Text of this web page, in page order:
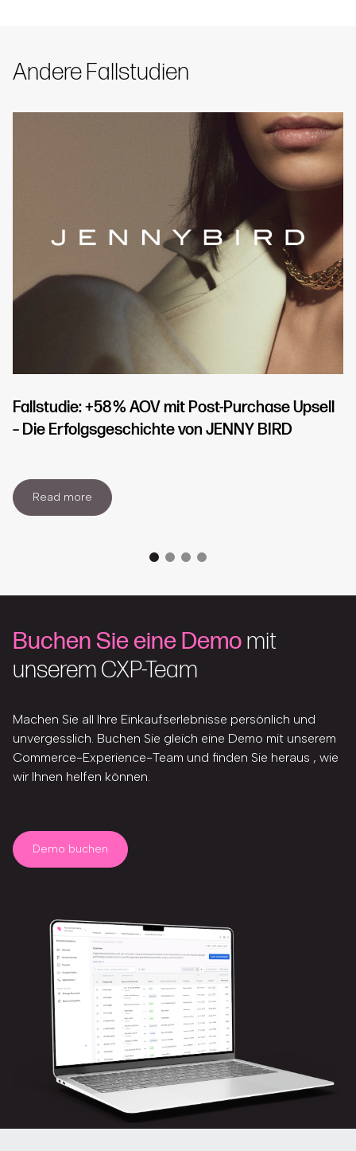
Andere Fallstudien
Fallstudie: +58 % AOV mit Post-Purchase Upsell
– Die Erfolgsgeschichte von JENNY BIRD
Read more
Buchen Sie eine Demomit
unserem CXP-Team
Machen Sie all Ihre Einkaufserlebnisse persönlich und
unvergesslich. Buchen Sie gleich eine Demo mit unserem
Commerce-Experience-Team und finden Sie heraus , wie
wir Ihnen helfen können.
Demo buchen